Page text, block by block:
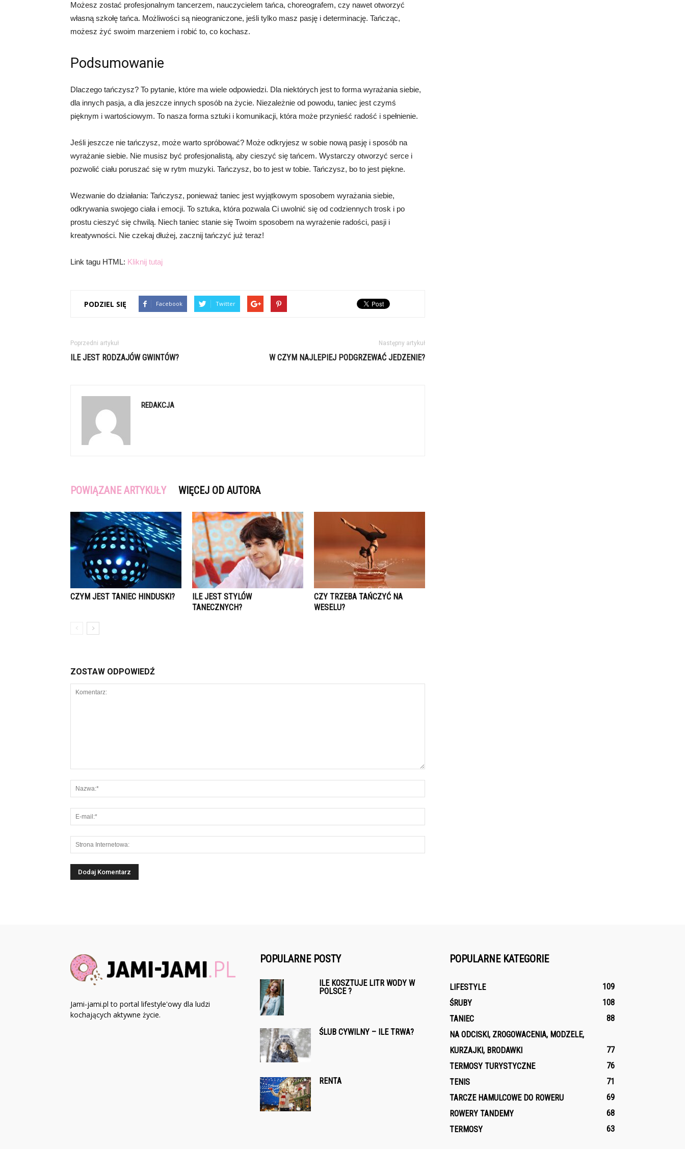
Możesz zostać profesjonalnym tancerzem, nauczycielem tańca, choreografem, czy nawet otworzyć
własną szkołę tańca. Możliwości są nieograniczone, jeśli tylko masz pasję i determinację. Tańcząc,
możesz żyć swoim marzeniem i robić to, co kochasz.
Podsumowanie
Dlaczego tańczysz? To pytanie, które ma wiele odpowiedzi. Dla niektórych jest to forma wyrażania siebie,
dla innych pasja, a dla jeszcze innych sposób na życie. Niezależnie od powodu, taniec jest czymś
pięknym i wartościowym. To nasza forma sztuki i komunikacji, która może przynieść radość i spełnienie.
Jeśli jeszcze nie tańczysz, może warto spróbować? Może odkryjesz w sobie nową pasję i sposób na
wyrażanie siebie. Nie musisz być profesjonalistą, aby cieszyć się tańcem. Wystarczy otworzyć serce i
pozwolić ciału poruszać się w rytm muzyki. Tańczysz, bo to jest w tobie. Tańczysz, bo to jest piękne.
Wezwanie do działania: Tańczysz, ponieważ taniec jest wyjątkowym sposobem wyrażania siebie,
odkrywania swojego ciała i emocji. To sztuka, która pozwala Ci uwolnić się od codziennych trosk i po
prostu cieszyć się chwilą. Niech taniec stanie się Twoim sposobem na wyrażenie radości, pasji i
kreatywności. Nie czekaj dłużej, zacznij tańczyć już teraz!
Link tagu HTML: Kliknij tutaj
PODZIEL SIĘ Facebook Twitter
Poprzedni artykuł
ILE JEST RODZAJÓW GWINTÓW?
Następny artykuł
W CZYM NAJLEPIEJ PODGRZEWAĆ JEDZENIE?
REDAKCJA
POWIĄZANE ARTYKUŁY WIĘCEJ OD AUTORA
CZYM JEST TANIEC HINDUSKI?
ILE JEST STYLÓW
TANECZNYCH?
CZY TRZEBA TAŃCZYĆ NA
WESELU?
ZOSTAW ODPOWIEDŹ
Jami-jami.pl to portal lifestyle'owy dla ludzi
kochających aktywne życie.
POPULARNE POSTY
ILE KOSZTUJE LITR WODY W
POLSCE ?
ŚLUB CYWILNY – ILE TRWA?
RENTA
POPULARNE KATEGORIE
LIFESTYLE
109
ŚRUBY
108
TANIEC
88
NA ODCISKI, ZROGOWACENIA, MODZELE,
KURZAJKI, BRODAWKI
77
TERMOSY TURYSTYCZNE
76
TENIS
71
TARCZE HAMULCOWE DO ROWERU
69
ROWERY TANDEMY
68
TERMOSY
63